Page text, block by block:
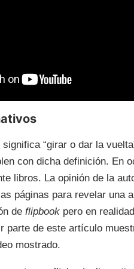
significa “girar o dar la
con dicha definición. En
libros. La opinión de la
páginas para revelar una
de flipbook pero en
parte de este artículo
mostrado.